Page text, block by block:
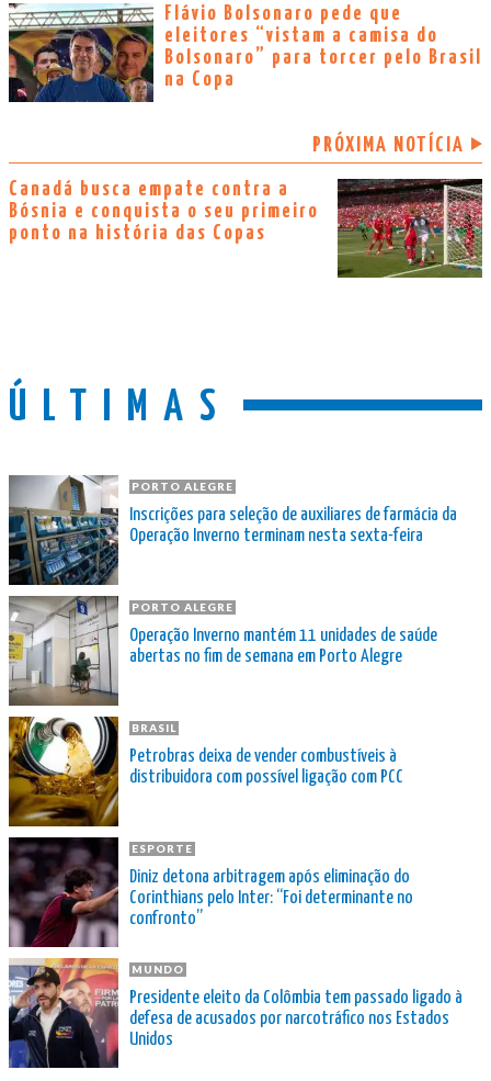
Flávio Bolsonaro pede que
eleitores “vistam a camisa do
Bolsonaro” para torcer pelo Brasil
na Copa
PRÓXIMA NOTÍCIA
Canadá busca empate contra a
Bósnia e conquista o seu primeiro
ponto na história das Copas
ÚLTIMAS
PORTO ALEGRE
Inscrições para seleção de auxiliares de farmácia da
Operação Inverno terminam nesta sexta-feira
PORTO ALEGRE
Operação Inverno mantém 11 unidades de saúde
abertas no fim de semana em Porto Alegre
BRASIL
Petrobras deixa de vender combustíveis à
distribuidora com possível ligação com PCC
ESPORTE
Diniz detona arbitragem após eliminação do
Corinthians pelo Inter: “Foi determinante no
confronto”
MUNDO
Presidente eleito da Colômbia tem passado ligado à
defesa de acusados por narcotráfico nos Estados
Unidos